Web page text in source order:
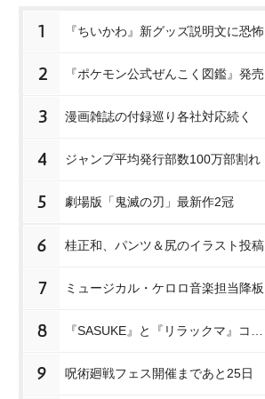
1 『ちいかわ』新グッズ説明文に恐怖
2 『ポケモン公式ぜんこく図鑑』発売
3 漫画雑誌の付録巡り各社対応続く
4 ジャンプ平均発行部数100万部割れ
5 劇場版「鬼滅の刃」最新作2冠
6 桂正和、パンツ＆尻のイラスト投稿
7 ミュージカル・ケロロ音楽担当降板
8
9 呪術廻戦フェス開催まであと25日